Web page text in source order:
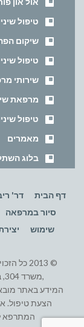
טיפול
שיקום
טיפול
שירותי
מרפאת
טיפול
מאמרים
בלוג
דף הבית דר'
סיור במרפאה
שימוש
,משרד 304, בניין "רסקו סיטי", באר שבע, טל: 08-6279640
המידע באתר מובא
הצעת טיפול.
המתרפא